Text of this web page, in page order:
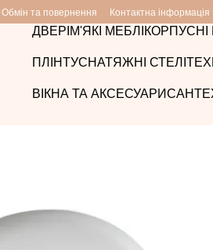
Обмін та повернення Контактна інформація
ДВЕРІ М'ЯКІ МЕБЛІ КОРПУСНІ
ПЛІНТУСНАТЯЖНІ СТЕЛІ
ВІКНА ТА АКСЕСУАРИ